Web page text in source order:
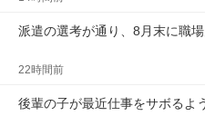
派遣の選考が通り、8月末に職
22時間前
後輩の子が最近仕事をサボるよ